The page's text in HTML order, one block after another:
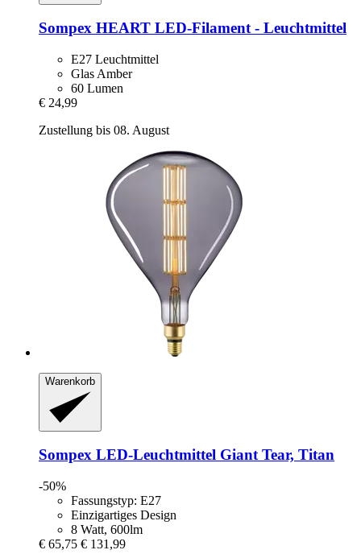
Sompex HEART LED-​Filament -​ Leuchtmittel
E27 Leuchtmittel
Glas Amber
60 Lumen
€ 24,99
Zustellung bis 08. August
Warenkorb
Sompex LED-​Leuchtmittel Giant Tear, Titan
-50%
Fassungstyp: E27
Einzigartiges Design
8 Watt, 600lm
€ 65,75 € 131,99